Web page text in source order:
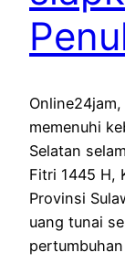
memenuhi
Selatan
Fitri 1445 H,
Provinsi
uang tunai